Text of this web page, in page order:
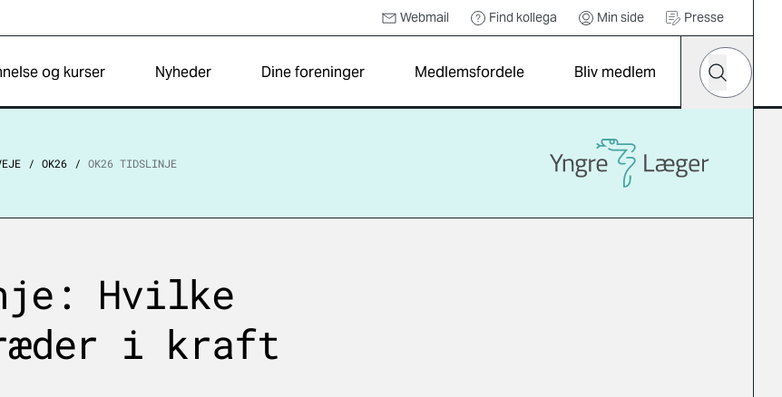
Webmail Find kollega Min side Presse
og kurser Nyheder Dine foreninger Medlemsfordele Bliv medlem
Hvad leder
Søg
OK26 OK26 TIDSLINJE
Hvilke
i kraft